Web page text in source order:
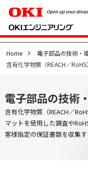
Home
電子部品の技術・
含有化学物質（REACH／
電子部品の技術
含有化学物質（REACH／
マットを使用した調査や
客様指定の保証書類を収集